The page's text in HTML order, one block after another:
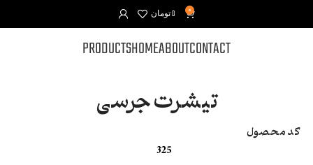
0
0 تومان
CONTACT
ABOUT
HOME
PRODUCTS
تیشرت جرسی
کد محصول
325